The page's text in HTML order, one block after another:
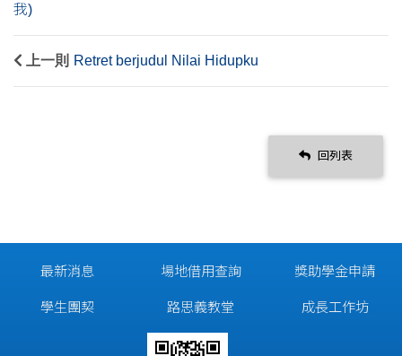
我)
上一則 Retret berjudul Nilai Hidupku
回列表
最新消息
學生團契
場地借用查詢
路思義教堂
獎助學金申請
成長工作坊